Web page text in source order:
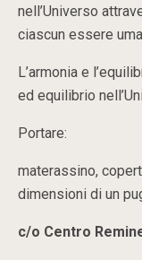
nell’Universo
ciascun essere
L’armonia e
ed equilibrio
Portare:
materassino,
dimensioni di un
c/o Centro